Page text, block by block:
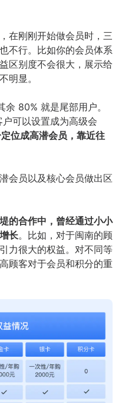
在刚刚开始做会员时，三
不行。比如你的会员体系
区别度不会很大，展示给
明显。
80% 就是尾部用户。
可以设置成为高级会
位成高潜会员，靠近往
会员以及核心会员做出区
的合作中，曾经通过小小
长。比如，对于闽南的顾
力很大的权益。对不同等
顾客对于会员和积分的重